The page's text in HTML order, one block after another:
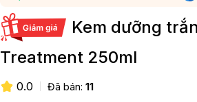
Kem dưỡng
Treatment 250ml
0.0 Đã bán: 11